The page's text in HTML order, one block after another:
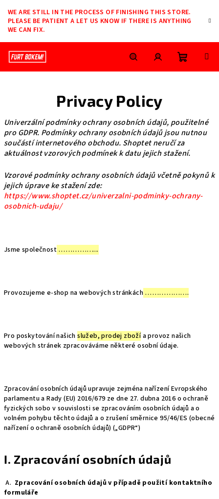
content
WE ARE STILL IN THE PROCESS OF FINISHING THIS STORE.
PLEASE BE PATIENT A LET US KNOW IF THERE IS ANYTHING
WE CAN FIX.
SearchLogin
Privacy Policy
Univerzální podmínky ochrany osobních údajů, použitelné
pro GDPR. Podmínky ochrany osobních údajů jsou nutnou
součástí internetového obchodu. Shoptet neručí za
aktuálnost vzorových podmínek k datu jejich stažení.
Vzorové podmínky ochrany osobních údajů včetně pokynů k
jejich úprave ke stažení zde:
https://www.shoptet.cz/univerzalni-podminky-ochrany-
osobnich-udaju/
Jsme společnost ……………...
Provozujeme e-shop na webových stránkách ……………….
Pro poskytování našichslužeb, prodej zbožía provoz našich
webových stránek zpracováváme některé osobní údaje.
Zpracování osobních údajů upravuje zejména nařízení Evropského
parlamentu a Rady (EU) 2016/679 ze dne 27. dubna 2016 o ochraně
fyzických sobo v souvislosti se zpracováním osobních údajů a o
volném pohybu těchto údajů a o zrušení směrnice 95/46/ES (obecné
nařízení o ochraně osobních údajů) („GDPR“)
I. Zpracování osobních údajů
A. Zpracování osobních údajů v případě použití kontaktního
formuláře